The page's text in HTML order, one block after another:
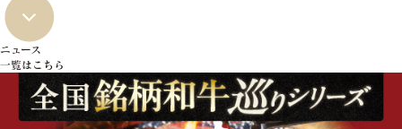
ニュース
一覧はこちら